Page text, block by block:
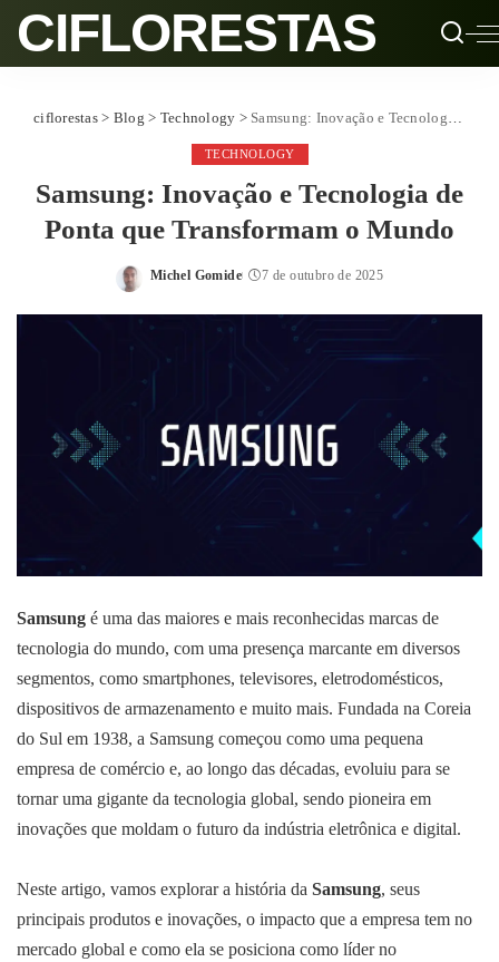
CIFLORESTAS
ciflorestas> Blog > Technology > Samsung: Inovação e Tecnologia de Ponta que Transformam o Mundo
TECHNOLOGY
Samsung: Inovação e Tecnologia de
Ponta que Transformam o Mundo
Posted
Michel Gomide 7 de outubro de 2025
Samsung é uma das maiores e mais reconhecidas marcas de
tecnologia do mundo, com uma presença marcante em diversos
segmentos, como smartphones, televisores, eletrodomésticos,
dispositivos de armazenamento e muito mais. Fundada na Coreia
do Sul em 1938, a Samsung começou como uma pequena
empresa de comércio e, ao longo das décadas, evoluiu para se
tornar uma gigante da tecnologia global, sendo pioneira em
inovações que moldam o futuro da indústria eletrônica e digital.
Neste artigo, vamos explorar a história da Samsung, seus
principais produtos e inovações, o impacto que a empresa tem no
mercado global e como ela se posiciona como líder no